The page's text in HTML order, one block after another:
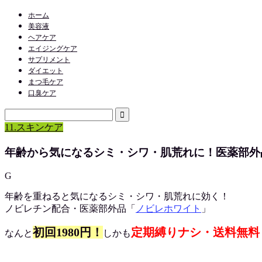
ホーム
美容液
ヘアケア
エイジングケア
サプリメント
ダイエット
まつ毛ケア
口臭ケア
11.スキンケア
年齢から気になるシミ・シワ・肌荒れに！医薬部
G
年齢を重ねると気になるシミ・シワ・肌荒れに効く！
ノビレチン配合・医薬部外品「 ノビレホワイト 」
なんと初回1980円！ しかも定期縛りナシ・送料無料